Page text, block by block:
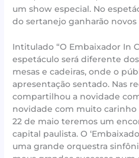
um show especial. No
do sertanejo ganharão novos
Intitulado “O Embaixador In
espetáculo será diferente
mesas e cadeiras, onde o
apresentação sentado. Nas
compartilhou a novidade
novidade com muito carinho
22 de maio teremos um
capital paulista. O
uma grande orquestra